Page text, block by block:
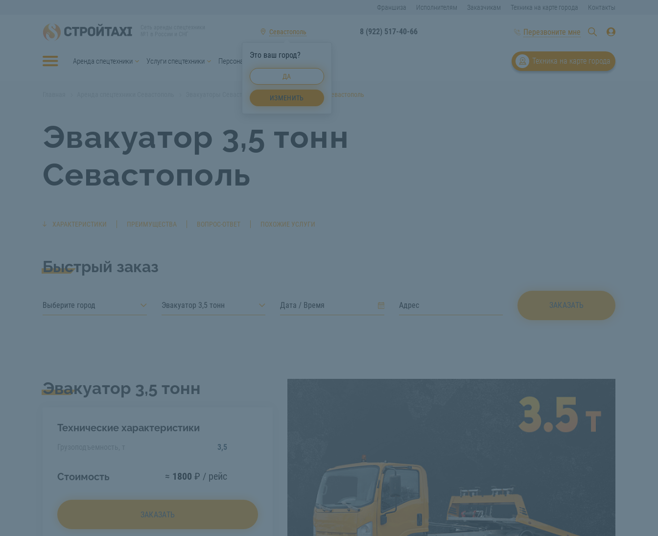
Франшиза Исполнителям Заказчикам Техника на карте города Контакты
Севастополь
Это ваш город?
ДА
ИЗМЕНИТЬ
8 (922) 517-40-66 Перезвоните мне
Аренда спецтехники Услуги спецтехники Персонал СтройТакси Техника на карте города
Эвакуаторы Севастополь Эвакуатор 3,5 тонн Севастополь
Эвакуатор 3,5 тонн
Севастополь
ХАРАКТЕРИСТИКИ ПРЕИМУЩЕСТВА ВОПРОС-ОТВЕТ ПОХОЖИЕ УСЛУГИ
Быстрый заказ
Выберите город Эвакуатор 3,5 тонн ЗАКАЗАТЬ
Эвакуатор 3,5 тонн
Технические характеристики
3,5
Стоимость ≈ 1800 ₽ / рейс
ЗАКАЗАТЬ